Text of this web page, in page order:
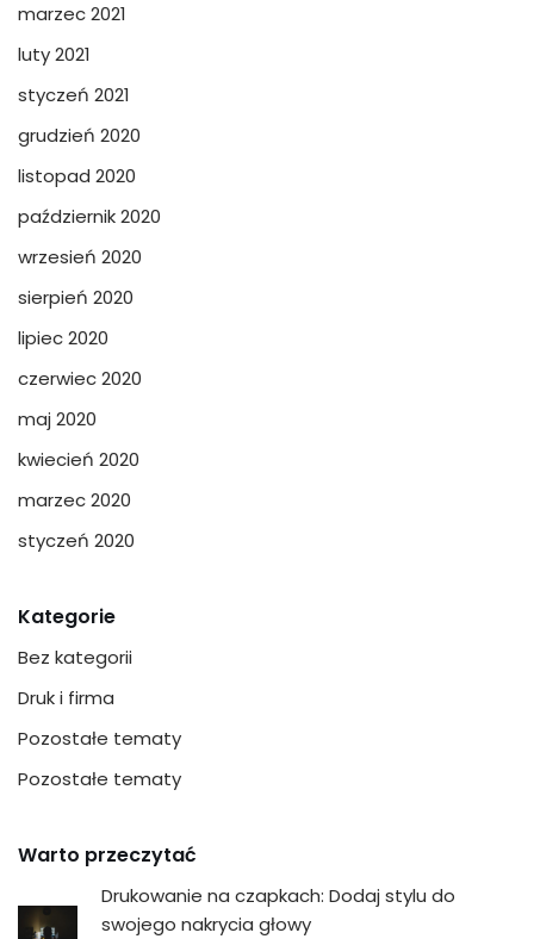
marzec 2021
luty 2021
styczeń 2021
grudzień 2020
listopad 2020
październik 2020
wrzesień 2020
sierpień 2020
lipiec 2020
czerwiec 2020
maj 2020
kwiecień 2020
marzec 2020
styczeń 2020
Kategorie
Bez kategorii
Druk i firma
Pozostałe tematy
Pozostałe tematy
Warto przeczytać
Drukowanie na czapkach: Dodaj stylu do
swojego nakrycia głowy